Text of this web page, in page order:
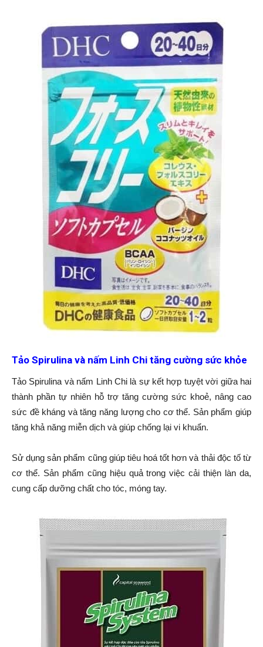
Tảo Spirulina và nấm Linh Chi tăng cường sức khỏe
Tảo Spirulina và nấm Linh Chi là sự kết hợp tuyệt vời giữa hai
thành phần tự nhiên hỗ trợ tăng cường sức khoẻ, nâng cao
sức đề kháng và tăng năng lượng cho cơ thể. Sản phẩm giúp
tăng khả năng miễn dịch và giúp chống lại vi khuẩn.
Sử dụng sản phẩm cũng giúp tiêu hoá tốt hơn và thải độc tố từ
cơ thể. Sản phẩm cũng hiệu quả trong việc cải thiện làn da,
cung cấp dưỡng chất cho tóc, móng tay.